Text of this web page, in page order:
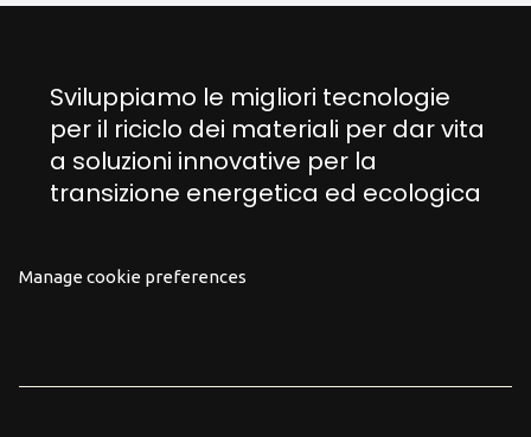
Sviluppiamo le migliori tecnologie
per il riciclo dei materiali per dar vita
a soluzioni innovative per la
transizione energetica ed ecologica
Manage cookie preferences